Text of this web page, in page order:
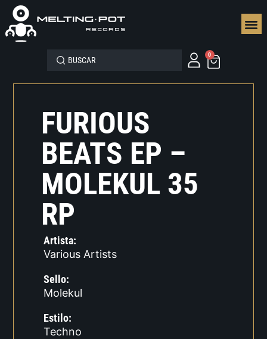
0
FURIOUS
BEATS EP –
MOLEKUL 35
RP
Artista:
Various Artists
Sello:
Molekul
Estilo:
Techno